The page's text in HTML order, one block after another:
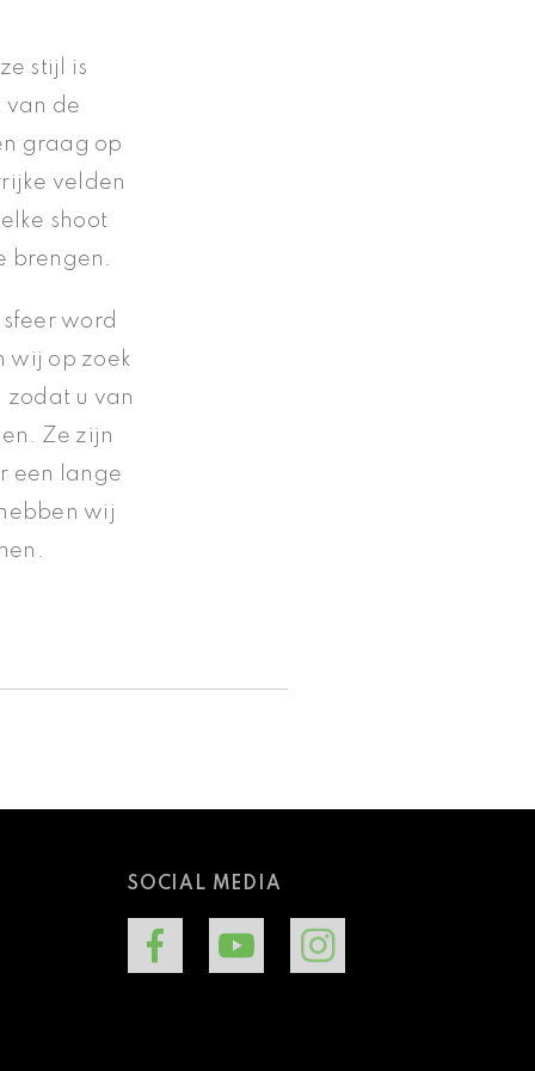
stijl is
van de
graag op
velden
shoot
brengen.
word
wij op zoek
zodat u van
Ze zijn
een lange
wij
SOCIAL MEDIA